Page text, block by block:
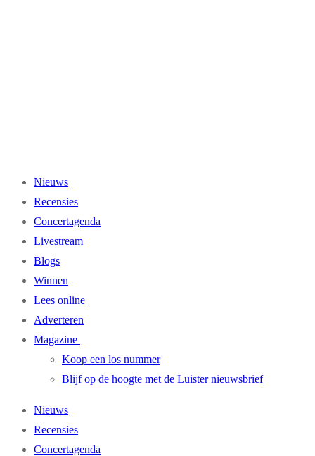
Nieuws
Recensies
Concertagenda
Livestream
Blogs
Winnen
Lees online
Adverteren
Magazine
Koop een los nummer
Blijf op de hoogte met de Luister nieuwsbrief
Nieuws
Recensies
Concertagenda